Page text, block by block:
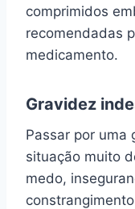
comprimidos
recomendadas
medicamento.
Gravidez
Passar por uma
situação muito
medo,